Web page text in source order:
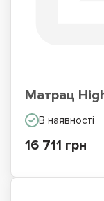
Матрац
В наявності
16 711 грн